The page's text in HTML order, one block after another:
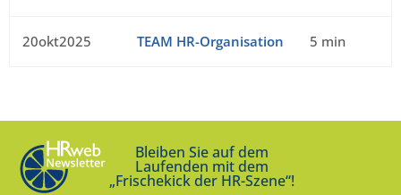
20okt2025 TEAM HR-Organisation 5 min
Bleiben Sie auf dem
Laufenden mit dem
„Frischekick der HR-Szene“!